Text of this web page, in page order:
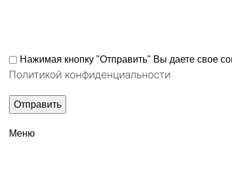
Нажимая кнопку "Отправить" Вы даете свое
Политикой конфиденциальности
Меню